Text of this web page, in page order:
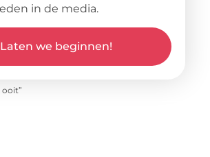
in de media.
Laten we beginnen!
ooit”